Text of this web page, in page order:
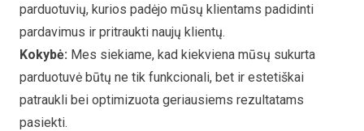
parduotuvių, kurios padėjo mūsų klientams padidinti
pardavimus ir pritraukti naujų klientų.
Kokybė: Mes siekiame, kad kiekviena mūsų sukurta
parduotuvė būtų ne tik funkcionali, bet ir estetiškai
patraukli bei optimizuota geriausiems rezultatams
pasiekti.